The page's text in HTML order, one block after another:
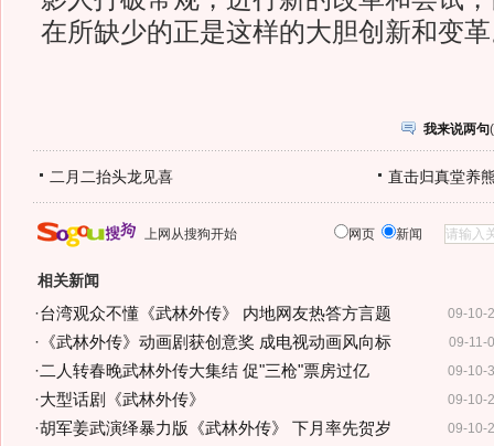
在所缺少的正是这样的大胆创新和变
我来说两句(
二月二抬头龙见喜 直击归真堂养
上网从搜狗开始 网页 新闻
相关新闻
09-10-
·台湾观众不懂《武林外传》 内地网友热答方言题
09-11-
· 《武林外传》动画剧获创意奖 成电视动画风向标
09-10-
·二人转春晚武林外传大集结 促"三枪"票房过亿
09-10-
·大型话剧《武林外传》
09-10-
·胡军姜武演绎暴力版《武林外传》 下月率先贺岁